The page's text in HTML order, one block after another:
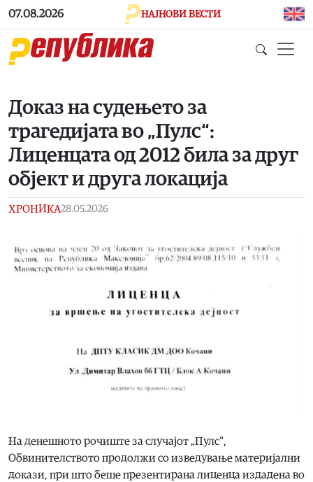
Skip to main content
07.08.2026 НАЈНОВИ ВЕСТИ
Доказ на судењето за
трагедијата во „Пулс“:
Лиценцата од 2012 била за друг
објект и друга локација
ХРОНИКА28.05.2026
На денешното рочиште за случајот „Пулс“,
Обвинителството продолжи со изведување материјални
докази, при што беше презентирана лиценца издадена во